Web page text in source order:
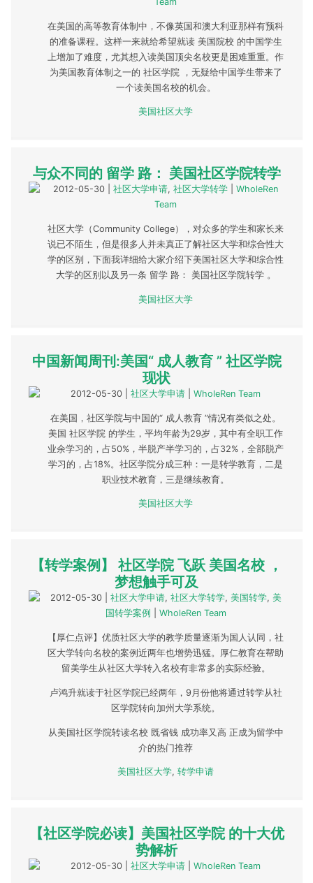
在美国的高等教育体制中，不像英国和澳大利亚那样有预科
的准备课程。这样一来就给希望就读 美国院校 的中国学生
上增加了难度，尤其想入读美国顶尖名校更是困难重重。作
为美国教育体制之一的 社区学院 ，无疑给中国学生带来了
一个读美国名校的机会。
美国社区大学
与众不同的 留学 路： 美国社区学院转学
2012-05-30 社区大学申请, 社区大学转学
WholeRen
Team
社区大学（Community College），对众多的学生和家长来
说已不陌生，但是很多人并未真正了解社区大学和综合性大
学的区别，下面我详细给大家介绍下美国社区大学和综合性
大学的区别以及另一条 留学 路： 美国社区学院转学 。
美国社区大学
中国新闻周刊:美国“ 成人教育 ” 社区学院
现状
2012-05-30 社区大学申请 WholeRen Team
在美国，社区学院与中国的“ 成人教育 ”情况有类似之处。
美国 社区学院 的学生，平均年龄为29岁，其中有全职工作
业余学习的，占50%，半脱产半学习的，占32%，全部脱产
学习的，占18%。社区学院分成三种：一是转学教育，二是
职业技术教育，三是继续教育。
美国社区大学
【转学案例】 社区学院 飞跃 美国名校 ，
梦想触手可及
2012-05-30 社区大学申请, 社区大学转学, 美国转学, 美
国转学案例
WholeRen Team
【厚仁点评】优质社区大学的教学质量逐渐为国人认同，社
区大学转向名校的案例近两年也增势迅猛。厚仁教育在帮助
留美学生从社区大学转入名校有非常多的实际经验。
卢鸿升就读于社区学院已经两年，9月份他将通过转学从社
区学院转向加州大学系统。
从美国社区学院转读名校 既省钱 成功率又高 正成为留学中
介的热门推荐
美国社区大学, 转学申请
【社区学院必读】美国社区学院 的十大优
势解析
2012-05-30 社区大学申请 WholeRen Team